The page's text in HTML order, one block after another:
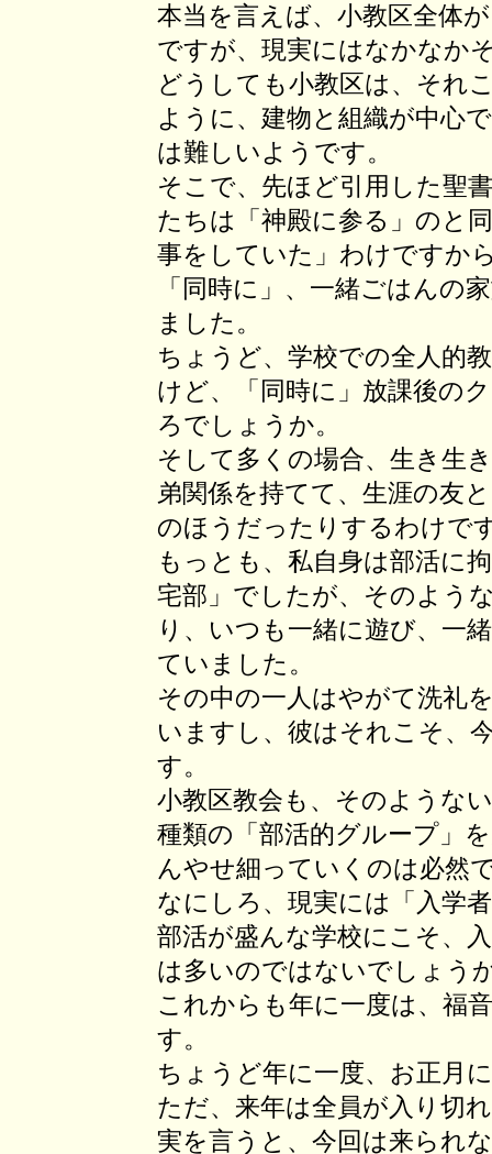
本当を言えば、小教区全体
ですが、現実にはなかなか
どうしても小教区は、それ
ように、建物と組織が中心
は難しいようです。
そこで、先ほど引用した聖
たちは「神殿に参る」のと
事をしていた」わけですか
「同時に」、一緒ごはんの
ました。
ちょうど、学校での全人的
けど、「同時に」放課後の
ろでしょうか。
そして多くの場合、生き生
弟関係を持てて、生涯の友
のほうだったりするわけで
もっとも、私自身は部活に
宅部」でしたが、そのよう
り、いつも一緒に遊び、一
ていました。
その中の一人はやがて洗礼
いますし、彼はそれこそ、
す。
小教区教会も、そのような
種類の「部活的グループ」
んやせ細っていくのは必然
なにしろ、現実には「入学
部活が盛んな学校にこそ、
は多いのではないでしょう
これからも年に一度は、福
す。
ちょうど年に一度、お正月
ただ、来年は全員が入り切
実を言うと、今回は来られ